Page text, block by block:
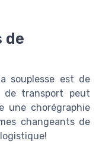
de
souplesse est de
de transport peut
une chorégraphie
changeants de